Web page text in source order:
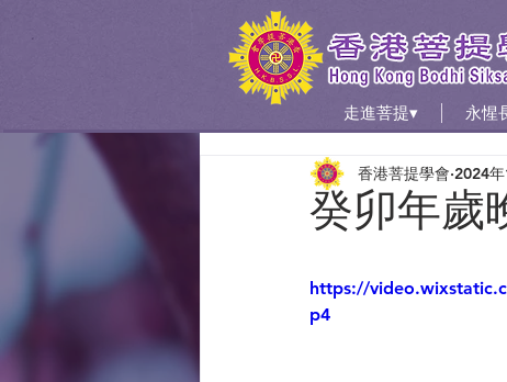
走進菩提▾ 永惺
癸卯年歲
香港菩提學會 2024
https://
p4